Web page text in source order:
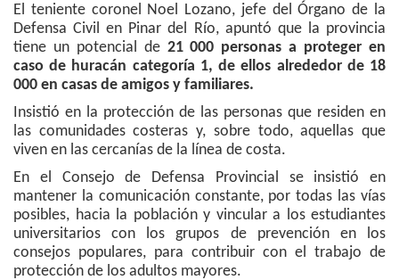
El teniente coronel Noel Lozano, jefe del Órgano de la
Defensa Civil en Pinar del Río, apuntó que la provincia
tiene un potencial de 21 000 personas a proteger en
caso de huracán categoría 1, de ellos alrededor de 18
000 en casas de amigos y familiares.
Insistió en la protección de las personas que residen en
las comunidades costeras y, sobre todo, aquellas que
viven en las cercanías de la línea de costa.
En el Consejo de Defensa Provincial se insistió en
mantener la comunicación constante, por todas las vías
posibles, hacia la población y vincular a los estudiantes
universitarios con los grupos de prevención en los
consejos populares, para contribuir con el trabajo de
protección de los adultos mayores.